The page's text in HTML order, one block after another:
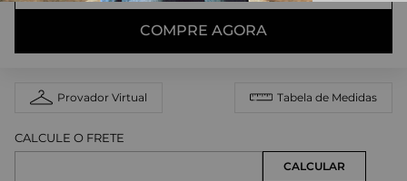
COMPRE AGORA
Provador Virtual Tabela de Medidas